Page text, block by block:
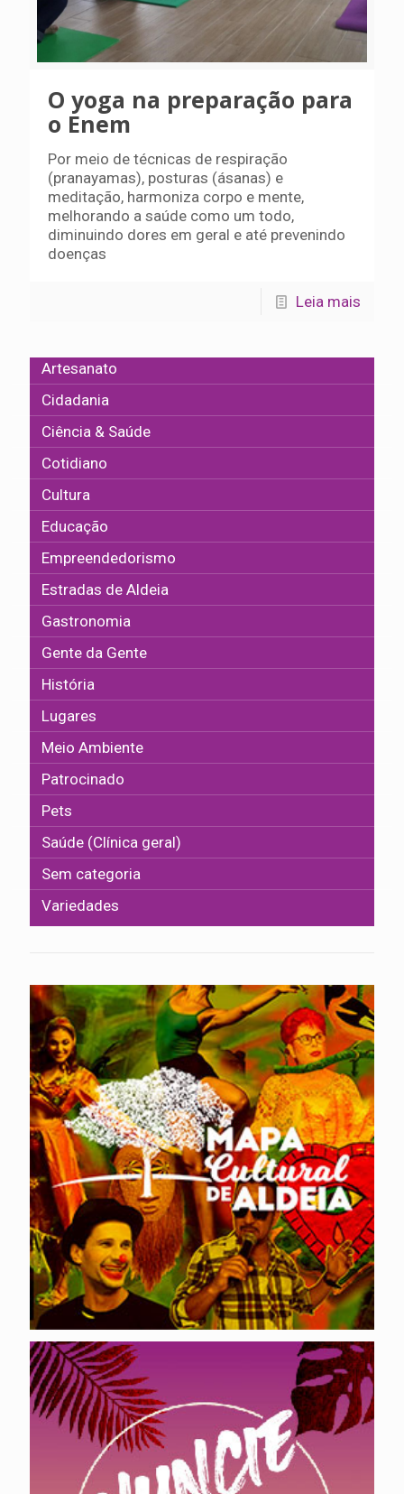
O yoga na preparação para
o Enem
Por meio de técnicas de respiração
(pranayamas), posturas (ásanas) e
meditação, harmoniza corpo e mente,
melhorando a saúde como um todo,
diminuindo dores em geral e até prevenindo
doenças
Leia mais
Artesanato
Cidadania
Ciência & Saúde
Cotidiano
Cultura
Educação
Empreendedorismo
Estradas de Aldeia
Gastronomia
Gente da Gente
História
Lugares
Meio Ambiente
Patrocinado
Pets
Saúde (Clínica geral)
Sem categoria
Variedades